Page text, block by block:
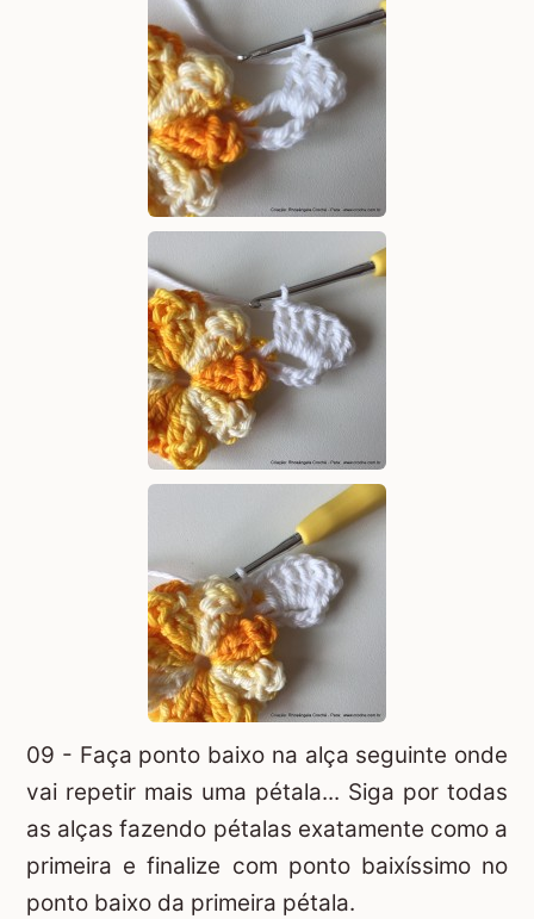
09 - Faça ponto baixo na alça seguinte onde
vai repetir mais uma pétala... Siga por todas
as alças fazendo pétalas exatamente como a
primeira e finalize com ponto baixíssimo no
ponto baixo da primeira pétala.